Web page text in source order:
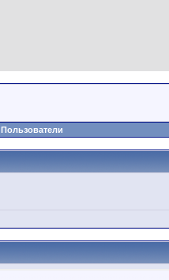
Пользователи